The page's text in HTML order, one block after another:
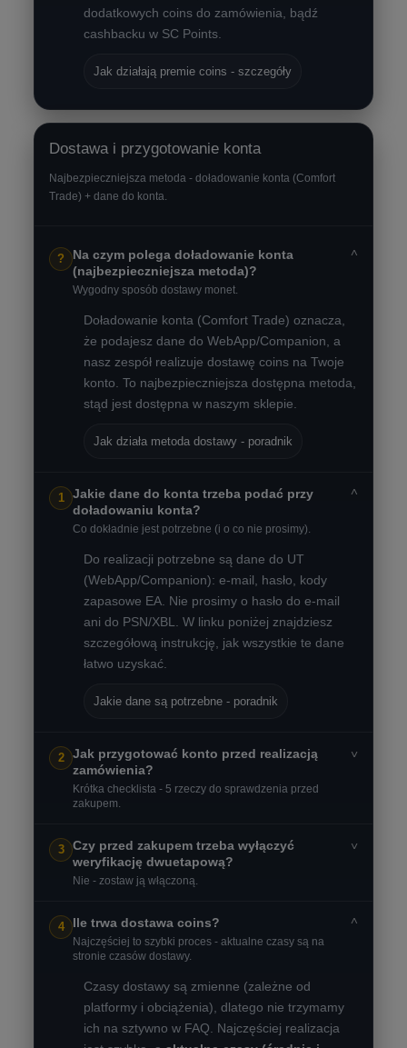
dodatkowych coins do zamówienia, bądź
cashbacku w SC Points.
Jak działają premie coins - szczegóły
Dostawa i przygotowanie konta
Najbezpieczniejsza metoda - doładowanie konta (Comfort
Trade) + dane do konta.
?
Na czym polega doładowanie konta
(najbezpieczniejsza metoda)?
Wygodny sposób dostawy monet.
˅
Doładowanie konta (Comfort Trade) oznacza,
że podajesz dane do WebApp/Companion, a
nasz zespół realizuje dostawę coins na Twoje
konto. To najbezpieczniejsza dostępna metoda,
stąd jest dostępna w naszym sklepie.
Jak działa metoda dostawy - poradnik
1
Jakie dane do konta trzeba podać przy
doładowaniu konta?
Co dokładnie jest potrzebne (i o co nie prosimy).
˅
Do realizacji potrzebne są dane do UT
(WebApp/Companion): e-mail, hasło, kody
zapasowe EA. Nie prosimy o hasło do e-mail
ani do PSN/XBL. W linku poniżej znajdziesz
szczegółową instrukcję, jak wszystkie te dane
łatwo uzyskać.
Jakie dane są potrzebne - poradnik
2
Jak przygotować konto przed realizacją
zamówienia?
Krótka checklista - 5 rzeczy do sprawdzenia przed
zakupem.
˅
3
Czy przed zakupem trzeba wyłączyć
weryfikację dwuetapową?
Nie - zostaw ją włączoną.
˅
4 Ile trwa dostawa coins?
Najczęściej to szybki proces - aktualne czasy są na
stronie czasów dostawy.
˅
Czasy dostawy są zmienne (zależne od
platformy i obciążenia), dlatego nie trzymamy
ich na sztywno w FAQ. Najczęściej realizacja